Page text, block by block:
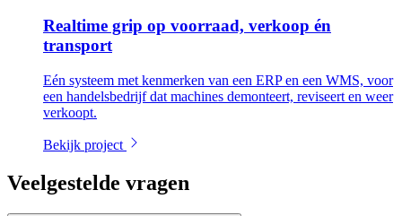
Realtime grip op voorraad, verkoop én
transport
Eén systeem met kenmerken van een ERP en een WMS, voor
een handelsbedrijf dat machines demonteert, reviseert en weer
verkoopt.
Bekijk project
Veelgestelde vragen